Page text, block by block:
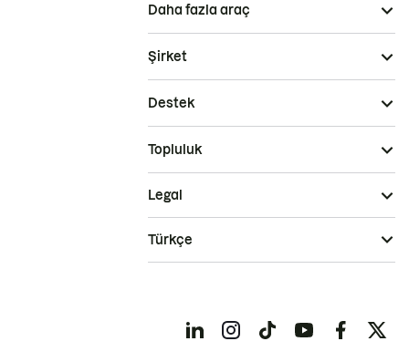
Daha fazla araç
Şirket
Destek
Topluluk
Legal
Türkçe